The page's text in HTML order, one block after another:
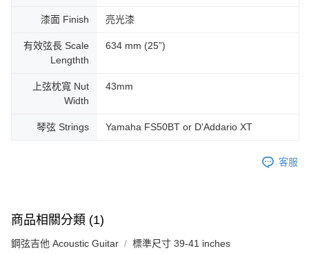
漆面 Finish 亮光漆
有效弦長 Scale
Lengthth
634 mm (25”)
上弦枕寬 Nut
Width
43mm
琴弦 Strings Yamaha FS50BT or D'Addario XT
客服
商品相關分類 (1)
鋼弦吉他 Acoustic Guitar 標準尺寸 39-41 inches